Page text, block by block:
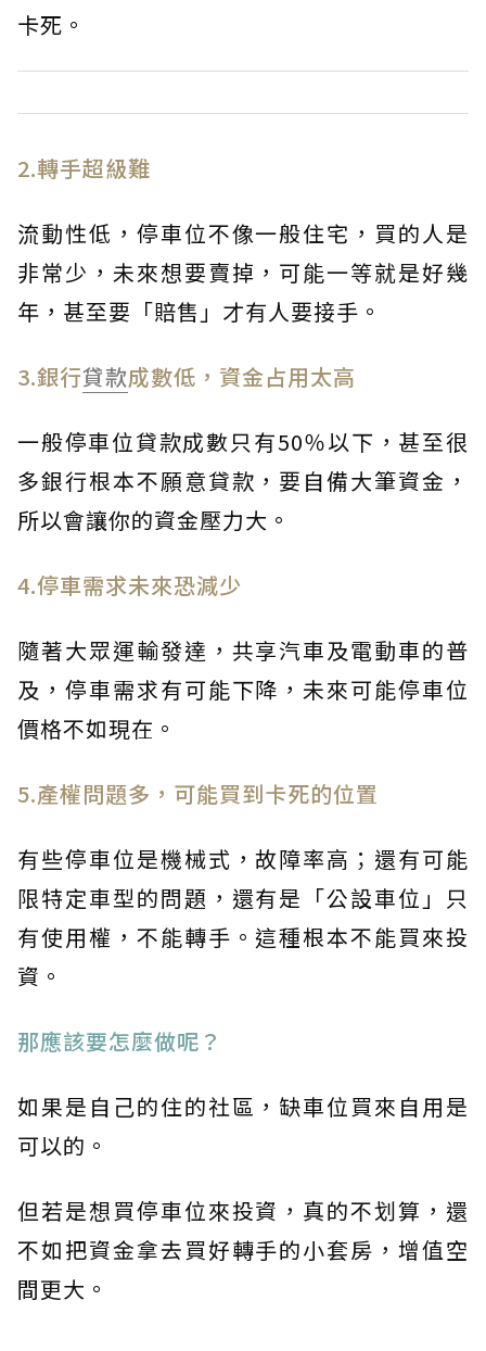
卡死。
2.轉手超級難
流動性低，停車位不像一般住宅，買的人是
非常少，未來想要賣掉，可能一等就是好幾
年，甚至要「賠售」才有人要接手。
3.銀行貸款成數低，資金占用太高
一般停車位貸款成數只有50％以下，甚至很
多銀行根本不願意貸款，要自備大筆資金，
所以會讓你的資金壓力大。
4.停車需求未來恐減少
隨著大眾運輸發達，共享汽車及電動車的普
及，停車需求有可能下降，未來可能停車位
價格不如現在。
5.產權問題多，可能買到卡死的位置
有些停車位是機械式，故障率高；還有可能
限特定車型的問題，還有是「公設車位」只
有使用權，不能轉手。這種根本不能買來投
資。
那應該要怎麼做呢？
如果是自己的住的社區，缺車位買來自用是
可以的。
但若是想買停車位來投資，真的不划算，還
不如把資金拿去買好轉手的小套房，增值空
間更大。